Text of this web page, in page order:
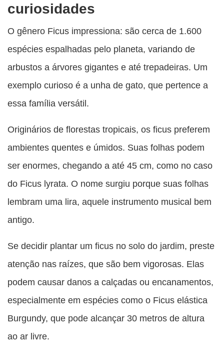
curiosidades
O gênero Ficus impressiona: são cerca de 1.600
espécies espalhadas pelo planeta, variando de
arbustos a árvores gigantes e até trepadeiras. Um
exemplo curioso é a unha de gato, que pertence a
essa família versátil.
Originários de florestas tropicais, os ficus preferem
ambientes quentes e úmidos. Suas folhas podem
ser enormes, chegando a até 45 cm, como no caso
do Ficus lyrata. O nome surgiu porque suas folhas
lembram uma lira, aquele instrumento musical bem
antigo.
Se decidir plantar um ficus no solo do jardim, preste
atenção nas raízes, que são bem vigorosas. Elas
podem causar danos a calçadas ou encanamentos,
especialmente em espécies como o Ficus elástica
Burgundy, que pode alcançar 30 metros de altura
ao ar livre.